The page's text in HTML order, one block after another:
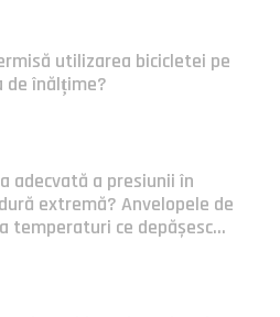
utilizarea bicicletei pe
de înălțime?
adecvată a presiunii în
extremă? Anvelopele de
temperaturi ce depășesc...